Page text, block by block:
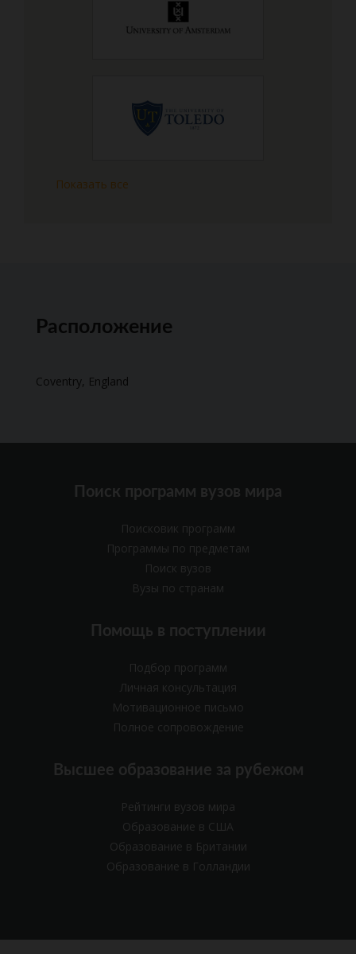
Показать все
Расположение
Coventry, England
Поиск программ вузов мира
Поисковик программ
Программы по предметам
Поиск вузов
Вузы по странам
Помощь в поступлении
Подбор программ
Личная консультация
Мотивационное письмо
Полное сопровождение
Высшее образование за рубежом
Рейтинги вузов мира
Образование в США
Образование в Британии
Образование в Голландии